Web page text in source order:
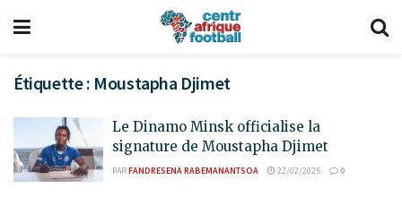
Étiquette : Moustapha Djimet
Le Dinamo Minsk officialise la
signature de Moustapha Djimet
PARFANDRESENA RABEMANANTSOA 22/02/2025 0